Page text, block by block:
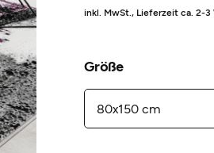
inkl. MwSt., Lieferzeit ca. 2-3
Größe